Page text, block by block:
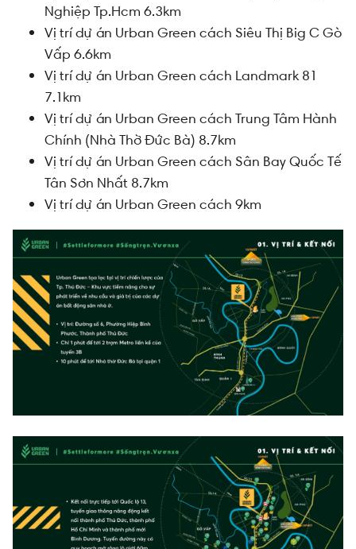
Nghiệp Tp.Hcm 6.3km
Vị trí dự án Urban Green cách Siêu Thị Big C Gò
Vấp 6.6km
Vị trí dự án Urban Green cách Landmark 81
7.1km
Vị trí dự án Urban Green cách Trung Tâm Hành
Chính (Nhà Thờ Đức Bà) 8.7km
Vị trí dự án Urban Green cách Sân Bay Quốc Tế
Tân Sơn Nhất 8.7km
Vị trí dự án Urban Green cách 9km